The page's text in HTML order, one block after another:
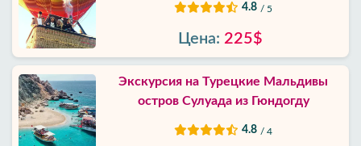
4.8 / 5
Цена: 225$
Экскурсия на Турецкие Мальдивы
остров Сулуада из Гюндогду
4.8 / 4